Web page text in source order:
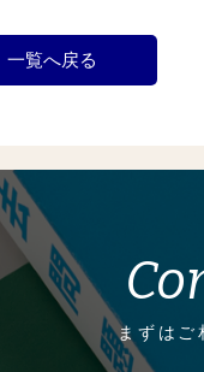
一覧へ戻る
まずはご